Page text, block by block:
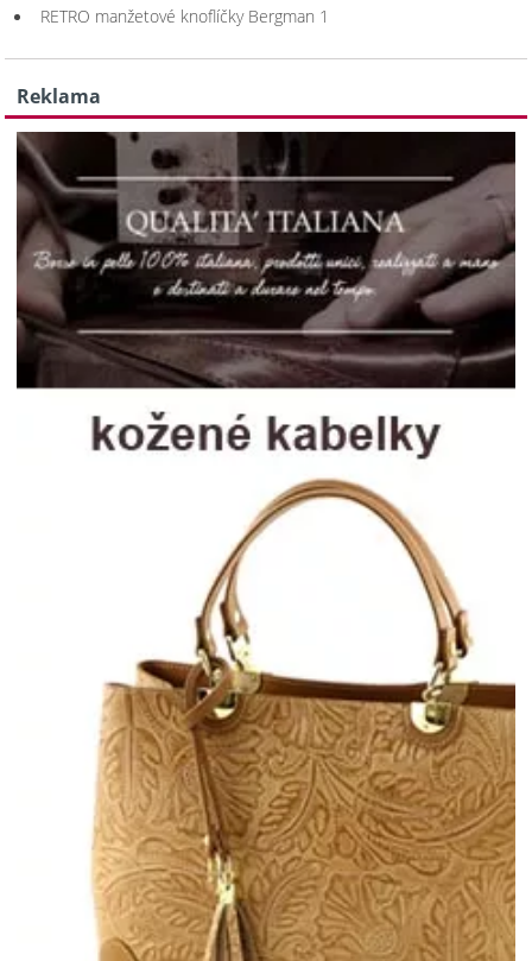
RETRO manžetové knoflíčky Bergman 1
Reklama